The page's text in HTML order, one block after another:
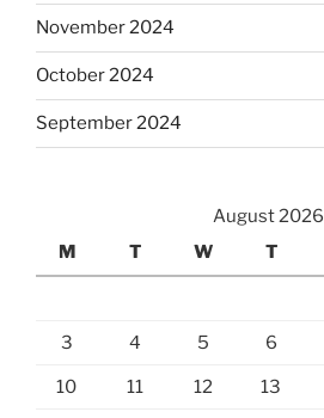
November 2024
October 2024
September 2024
August 2026
M
T W T
3 4 5 6
10 11 12 13